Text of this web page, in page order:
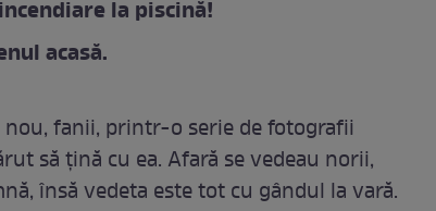
la piscină!
acasă.
fanii, printr-o serie de fotografii
să țină cu ea. Afară se vedeau norii,
însă vedeta este tot cu gândul la vară.